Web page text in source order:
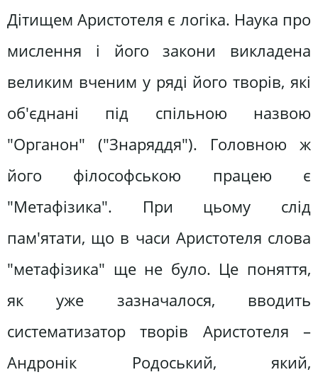
Дітищем Аристотеля є логіка. Наука про
мислення і його закони викладена
великим вченим у ряді його творів, які
об'єднані під спільною назвою
"Органон" ("Знаряддя"). Головною ж
його філософською працею є
"Метафізика". При цьому слід
пам'ятати, що в часи Аристотеля слова
"метафізика" ще не було. Це поняття,
як уже зазначалося, вводить
систематизатор творів Аристотеля –
Андронік Родоський, який,